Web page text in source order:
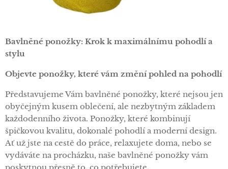
Bavlněné ponožky: Krok k maximálnímu pohodlí a
stylu
Objevte ponožky, které vám změní pohled na pohodlí
Představujeme Vám bavlněné ponožky, které nejsou jen
obyčejným kusem oblečení, ale nezbytným základem
každodenního života. Ponožky, které kombinují
špičkovou kvalitu, dokonalé pohodlí a moderní design.
Ať už jste na cestě do práce, relaxujete doma, nebo se
vydáváte na procházku, naše bavlněné ponožky vám